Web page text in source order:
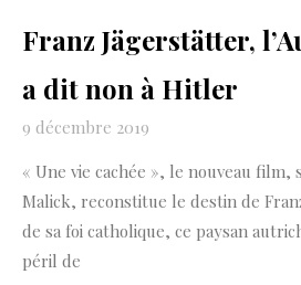
Franz Jägerstätter,
a dit non à Hitler
9 décembre 2019
« Une vie cachée », le nouveau
Malick, reconstitue le destin de
de sa foi catholique, ce paysan
péril de